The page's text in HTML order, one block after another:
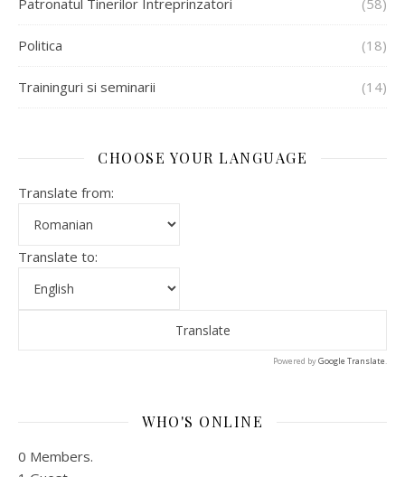
Patronatul Tinerilor Intreprinzatori (58)
Politica (18)
Traininguri si seminarii (14)
CHOOSE YOUR LANGUAGE
Translate from:
Translate to:
Powered byGoogle Translate.
WHO'S ONLINE
0 Members.